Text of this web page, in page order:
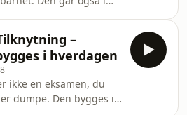
træthed. Søvn starter
lægges i sengen. Den
tempoet, rytmen og
før.Vi taler om
Helen Lyng
om gråd som barnets
er ikke et tegn
Den er et signal om, at
for noget, men ikke
–
i hverdagen
ikke en eksamen, du
dumpe. Den bygges i